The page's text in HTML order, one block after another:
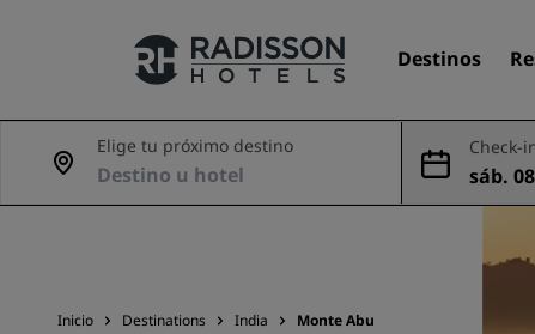
Destinos
Nuestras marcas
Elige tu próximo destino Check-
sáb.
9 ago
Inicio Destinations India Monte Abu